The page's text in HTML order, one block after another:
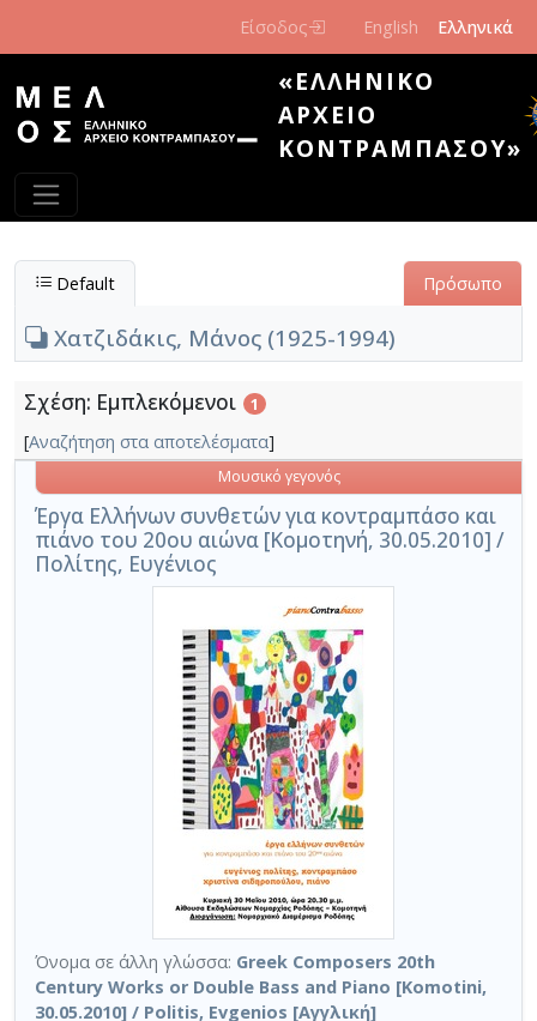
Είσοδος English Ελληνικά
«ΕΛΛΗΝΙΚΌ
ΑΡΧΕΊΟ
ΚΟΝΤΡΑΜΠΆΣΟΥ»
Default Πρόσωπο
Χατζιδάκις, Μάνος (1925-1994)
Σχέση: Εμπλεκόμενοι 1
[Αναζήτηση στα αποτελέσματα]
Έργα Ελλήνων συνθετών για κοντραμπάσο και
πιάνο του 20ου αιώνα [Κομοτηνή, 30.05.2010] /
Πολίτης, Ευγένιος
Μουσικό γεγονός
Όνομα σε άλλη γλώσσα: Greek Composers 20th
Century Works or Double Bass and Piano [Komotini,
30.05.2010] / Politis, Evgenios [Αγγλική]